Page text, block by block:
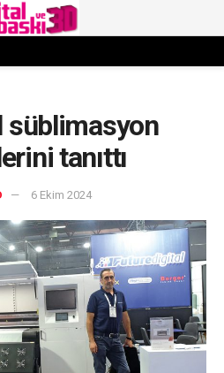
süblimasyon
tanıttı
6 Ekim 2024